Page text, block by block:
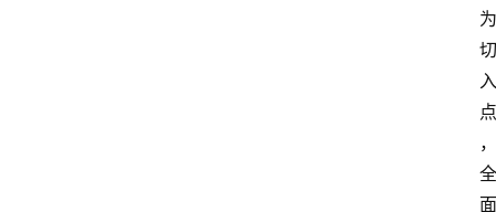
为
切
入
点
，
全
面